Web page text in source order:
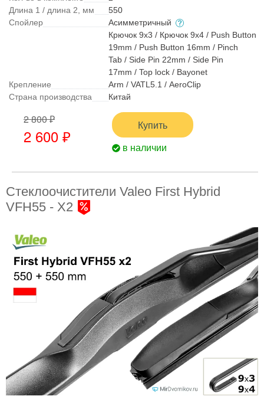
Длина 1 / длина 2, мм
550
Спойлер
Асимметричный
Крепление
Крючок 9x3 / Крючок 9x4 / Push Button
19mm / Push Button 16mm / Pinch
Tab / Side Pin 22mm / Side Pin
17mm / Top lock / Bayonet
Arm / VATL5.1 / AeroClip
Страна производства
Китай
2 800 ₽
2 600 ₽
Купить
в наличии
Стеклоочистители Valeo First Hybrid
VFH55 - X2